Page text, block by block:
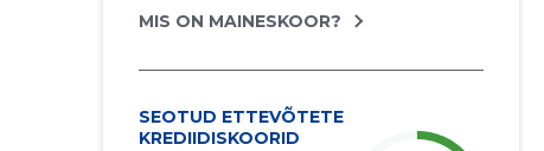
MIS ON MAINESKOOR?
SEOTUD ETTEVÕTETE
KREDIIDISKOORID